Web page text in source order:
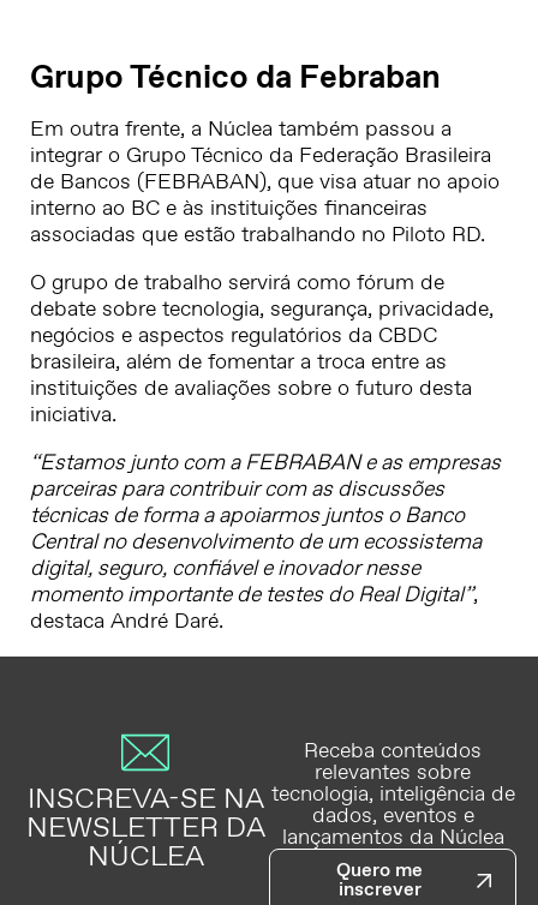
Grupo Técnico da Febraban
Em outra frente, a Núclea também passou a
integrar o Grupo Técnico da Federação Brasileira
de Bancos (FEBRABAN), que visa atuar no apoio
interno ao BC e às instituições financeiras
associadas que estão trabalhando no Piloto RD.
O grupo de trabalho servirá como fórum de
debate sobre tecnologia, segurança, privacidade,
negócios e aspectos regulatórios da CBDC
brasileira, além de fomentar a troca entre as
instituições de avaliações sobre o futuro desta
iniciativa.
“Estamos junto com a FEBRABAN e as empresas
parceiras para contribuir com as discussões
técnicas de forma a apoiarmos juntos o Banco
Central no desenvolvimento de um ecossistema
digital, seguro, confiável e inovador nesse
momento importante de testes do Real Digital”,
destaca André Daré.
INSCREVA-SE NA
NEWSLETTER DA
NÚCLEA
Receba conteúdos
relevantes sobre
tecnologia, inteligência de
dados, eventos e
lançamentos da Núclea
Quero me
inscrever